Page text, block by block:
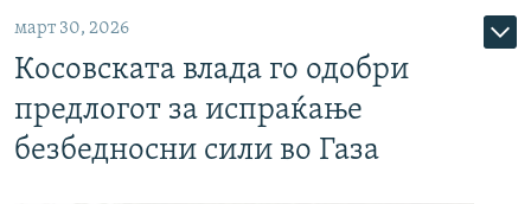
март 30, 2026
Косовската влада го одобри
предлогот за испраќање
безбедносни сили во Газа